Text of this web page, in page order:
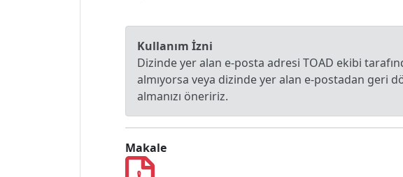
Kullanım İzni
Dizinde yer alan e-posta adresi TOAD ekibi
almıyorsa veya dizinde yer alan e-postadan geri
almanızı öneririz.
Makale